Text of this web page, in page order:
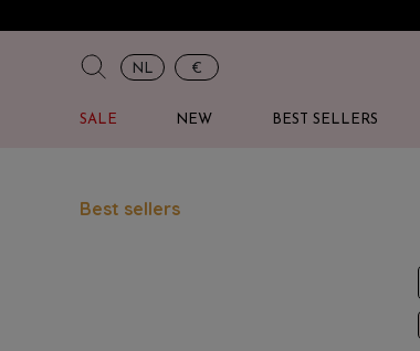
NL €
SALE NEW BEST SELLERS
Best sellers